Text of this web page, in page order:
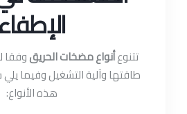
تتنوعأنواع مضخات الحريقوفقا
طاقتها وآلية التشغيل وفيما
هذه الأنواع: